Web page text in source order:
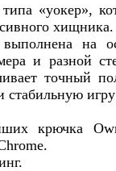
«уокер»,
хищника.
выполнена на
и разной
точный
стабильную
крючка